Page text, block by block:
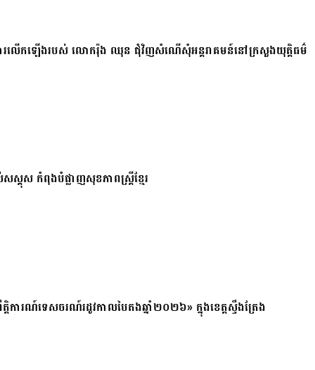
រលើកឡើងរបស់ លោករ៉ុង ឈុន ជុំវិញសំណើសុំអន្តរាគមន៍នៅក្រសួងយុត្តិធម៌
គុស កំពុងបំផ្លាញសុខភាពស្ត្រីខ្មែរ
ារណ៍ទេសចរណ៍រដូវកាលបៃតងឆ្នាំ២០២៦» ក្នុងខេត្តស្ទឹងត្រែង